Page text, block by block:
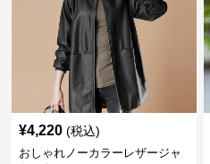
¥4,220 (税込)
おしゃれノーカラーレザージャ